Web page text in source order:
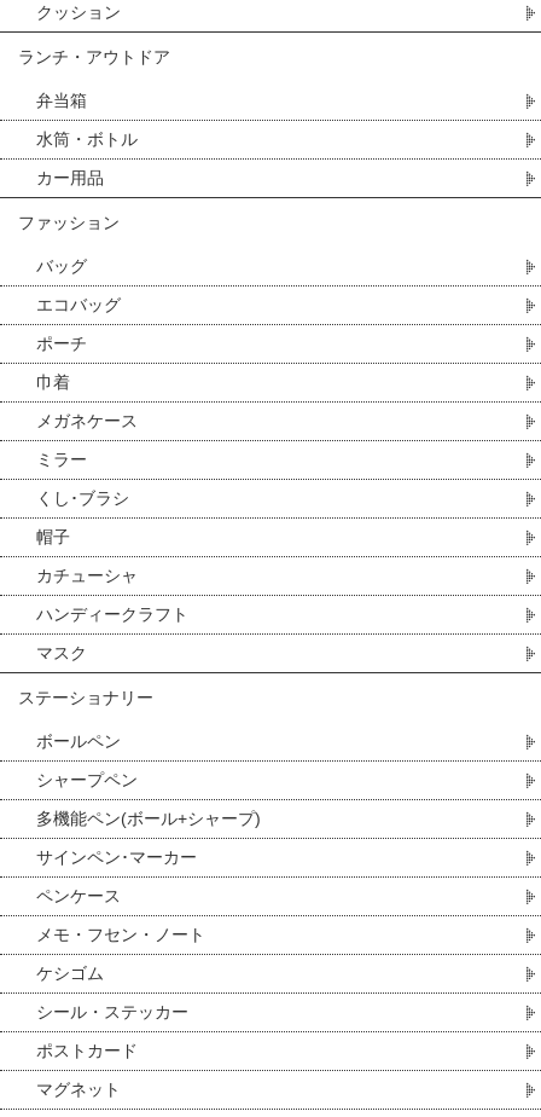
クッション
ランチ・アウトドア
弁当箱
水筒・ボトル
カー用品
ファッション
バッグ
エコバッグ
ポーチ
巾着
メガネケース
ミラー
くし･ブラシ
帽子
カチューシャ
ハンディークラフト
マスク
ステーショナリー
ボールペン
シャープペン
多機能ペン(ボール+シャープ)
サインペン･マーカー
ペンケース
メモ・フセン・ノート
ケシゴム
シール・ステッカー
ポストカード
マグネット